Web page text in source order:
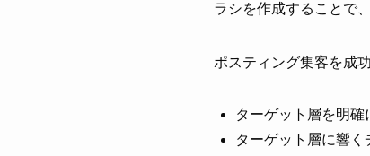
ラシを作成することで
ポスティング集客を成
ターゲット層を明確
ターゲット層に響く